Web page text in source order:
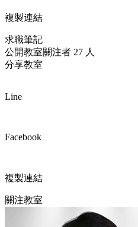
複製連結
求職筆記
公開教室關注者 27 人
分享教室
Line
Facebook
複製連結
關注教室